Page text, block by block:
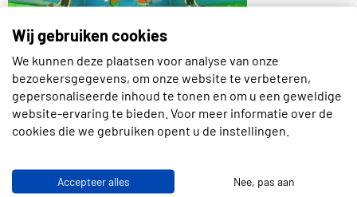
Contact
Slotenmakerstraat 30
2672 GD Naaldwijk
06 41 62 51 40
Wij gebruiken cookies
We kunnen deze plaatsen voor analyse van onze
bezoekersgegevens, om onze website te verbeteren,
gepersonaliseerde inhoud te tonen en om u een geweldige
website-ervaring te bieden. Voor meer informatie over de
cookies die we gebruiken opent u de instellingen.
Accepteer alles Nee, pas aan